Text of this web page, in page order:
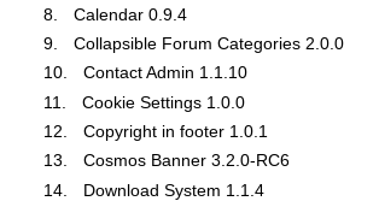
Calendar 0.9.4
Collapsible Forum Categories 2.0.0
Contact Admin 1.1.10
Cookie Settings 1.0.0
Copyright in footer 1.0.1
Cosmos Banner 3.2.0-RC6
Download System 1.1.4